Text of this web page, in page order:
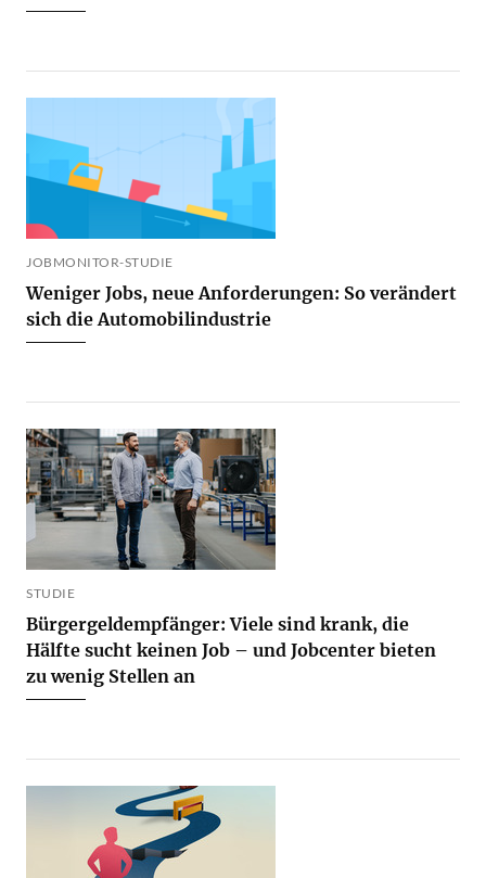
JOBMONITOR-STUDIE
Weniger Jobs, neue Anforderungen: So verändert
sich die Automobilindustrie
STUDIE
Bürgergeldempfänger: Viele sind krank, die
Hälfte sucht keinen Job – und Jobcenter bieten
zu wenig Stellen an